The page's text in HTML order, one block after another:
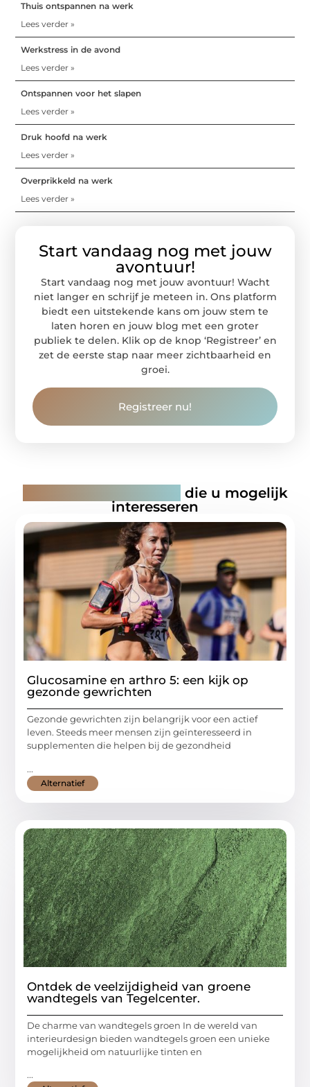
Thuis ontspannen na werk
Lees verder »
Werkstress in de avond
Lees verder »
Ontspannen voor het slapen
Lees verder »
Druk hoofd na werk
Lees verder »
Overprikkeld na werk
Lees verder »
Start vandaag nog met jouw
avontuur!
Start vandaag nog met jouw avontuur! Wacht
niet langer en schrijf je meteen in. Ons platform
biedt een uitstekende kans om jouw stem te
laten horen en jouw blog met een groter
publiek te delen. Klik op de knop ‘Registreer’ en
zet de eerste stap naar meer zichtbaarheid en
groei.
Registreer nu!
die u mogelijk
interesseren
Glucosamine en arthro 5: een kijk op
gezonde gewrichten
Gezonde gewrichten zijn belangrijk voor een actief
leven. Steeds meer mensen zijn geïnteresseerd in
supplementen die helpen bij de gezondheid
...
Alternatief
Ontdek de veelzijdigheid van groene
wandtegels van Tegelcenter.
De charme van wandtegels groen In de wereld van
interieurdesign bieden wandtegels groen een unieke
mogelijkheid om natuurlijke tinten en
...